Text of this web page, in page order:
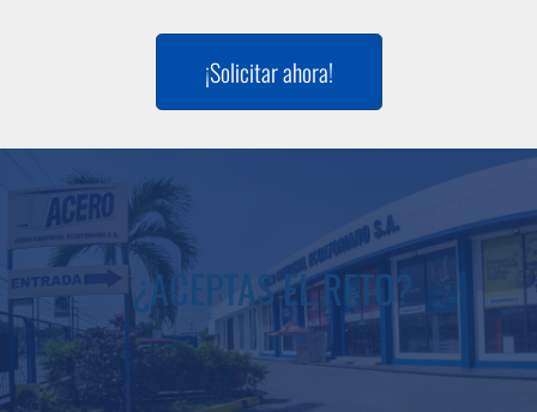
¡Solicitar ahora!
¿ACEPTAS EL RETO?